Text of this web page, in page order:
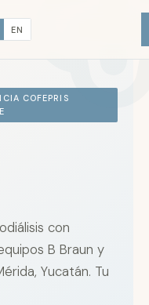
EN
COFEPRIS
con
B Braun y
Yucatán. Tu